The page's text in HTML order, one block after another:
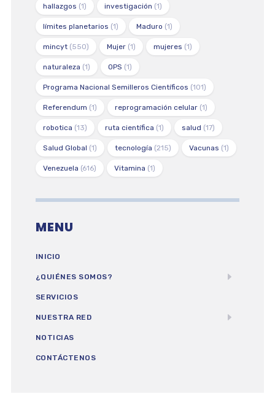
hallazgos (1) investigación (1)
límites planetarios (1) Maduro (1)
mincyt(550) Mujer(1) mujeres (1)
naturaleza (1) OPS (1)
Programa Nacional Semilleros Científicos (101)
Referendum (1) reprogramación celular(1)
robotica (13) ruta científica (1) salud (17)
Salud Global (1) tecnología (215) Vacunas (1)
Venezuela (616) Vitamina (1)
MENU
INICIO
¿QUIÉNES SOMOS?
SERVICIOS
NUESTRA RED
NOTICIAS
CONTÁCTENOS